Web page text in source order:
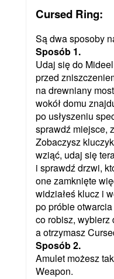
Cursed Ring:
Są dwa sposoby
Sposób 1.
Udaj się do
przed
na drewniany
wokół domu
po usłyszeniu
sprawdź miejsce,
Zobaczysz
wziąć, udaj się
i sprawdź drzwi,
one zamknięte
widziałeś klucz i
po próbie
co robisz,
a otrzymasz
Sposób 2.
Amulet możesz
Weapon.